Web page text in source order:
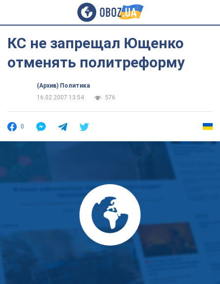
КС не запрещал Ющенко
отменять политреформу
(Архив) Политика
16.02.2007 13:54
576
0